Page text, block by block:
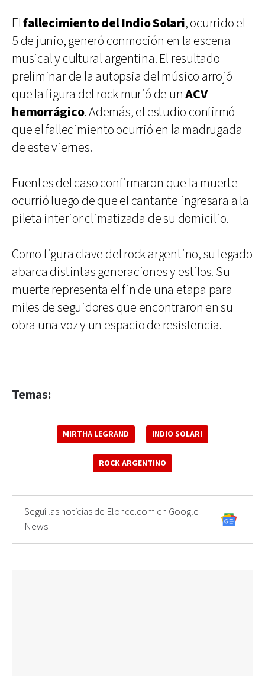
Elfallecimiento del Indio Solari, ocurrido el
5 de junio, generó conmoción en la escena
musical y cultural argentina. El resultado
preliminar de la autopsia del músico arrojó
que la figura del rock murió de unACV
hemorrágico. Además, el estudio confirmó
que el fallecimiento ocurrió en la madrugada
de este viernes.
Fuentes del caso confirmaron que la muerte
ocurrió luego de que el cantante ingresara a la
pileta interior climatizada de su domicilio.
Como figura clave del rock argentino, su legado
abarca distintas generaciones y estilos. Su
muerte representa el fin de una etapa para
miles de seguidores que encontraron en su
obra una voz y un espacio de resistencia.
Temas:
MIRTHA LEGRAND INDIO SOLARI
ROCK ARGENTINO
Seguí las noticias de Elonce.com en Google
News